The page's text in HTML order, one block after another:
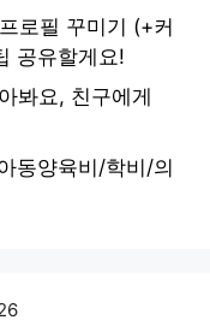
로필 꾸미기 (+커
공유할게요!
봐요, 친구에게
동양육비/학비/의